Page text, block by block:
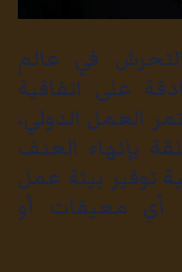
في عالم
على اتفاقية
أقرّها مؤتمر العمل الدولي،
عام 2019، المتعلقة بإنهاء العنف
توفير بيئة عمل
أي معيقات أو